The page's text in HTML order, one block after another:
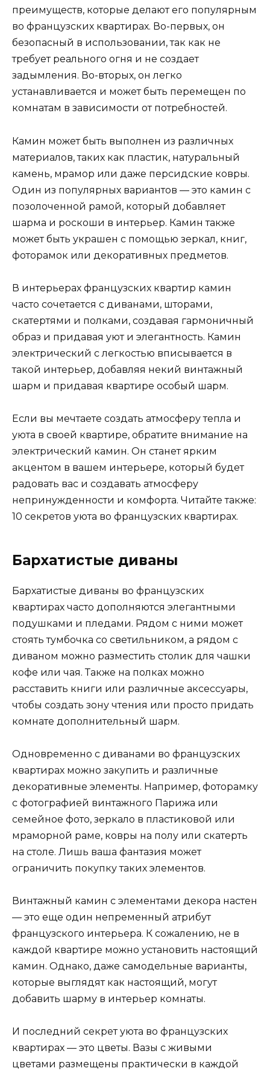
преимуществ, которые делают его популярным
во французских квартирах. Во-первых, он
безопасный в использовании, так как не
требует реального огня и не создает
задымления. Во-вторых, он легко
устанавливается и может быть перемещен по
комнатам в зависимости от потребностей.
Камин может быть выполнен из различных
материалов, таких как пластик, натуральный
камень, мрамор или даже персидские ковры.
Один из популярных вариантов — это камин с
позолоченной рамой, который добавляет
шарма и роскоши в интерьер. Камин также
может быть украшен с помощью зеркал, книг,
фоторамок или декоративных предметов.
В интерьерах французских квартир камин
часто сочетается с диванами, шторами,
скатертями и полками, создавая гармоничный
образ и придавая уют и элегантность. Камин
электрический с легкостью вписывается в
такой интерьер, добавляя некий винтажный
шарм и придавая квартире особый шарм.
Если вы мечтаете создать атмосферу тепла и
уюта в своей квартире, обратите внимание на
электрический камин. Он станет ярким
акцентом в вашем интерьере, который будет
радовать вас и создавать атмосферу
непринужденности и комфорта. Читайте также:
10 секретов уюта во французских квартирах.
Бархатистые диваны
Бархатистые диваны во французских
квартирах часто дополняются элегантными
подушками и пледами. Рядом с ними может
стоять тумбочка со светильником, а рядом с
диваном можно разместить столик для чашки
кофе или чая. Также на полках можно
расставить книги или различные аксессуары,
чтобы создать зону чтения или просто придать
комнате дополнительный шарм.
Одновременно с диванами во французских
квартирах можно закупить и различные
декоративные элементы. Например, фоторамку
с фотографией винтажного Парижа или
семейное фото, зеркало в пластиковой или
мраморной раме, ковры на полу или скатерть
на столе. Лишь ваша фантазия может
ограничить покупку таких элементов.
Винтажный камин с элементами декора настен
— это еще один непременный атрибут
французского интерьера. К сожалению, не в
каждой квартире можно установить настоящий
камин. Однако, даже самодельные варианты,
которые выглядят как настоящий, могут
добавить шарму в интерьер комнаты.
И последний секрет уюта во французских
квартирах — это цветы. Вазы с живыми
цветами размещены практически в каждой